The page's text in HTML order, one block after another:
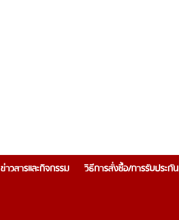
ข่าวสารและกิจกรรม วิธีการสั่งซื้อ/การรับประกัน